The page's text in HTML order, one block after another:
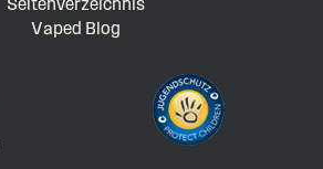
Seitenverzeichnis
Vaped Blog